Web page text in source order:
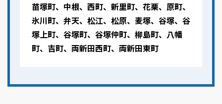
苗塚町、中根、西町、新里町、花栗、原町、
氷川町、弁天、松江、松原、麦塚、谷塚、谷
塚上町、谷塚町、谷塚仲町、柳島町、八幡
町、吉町、両新田西町、両新田東町